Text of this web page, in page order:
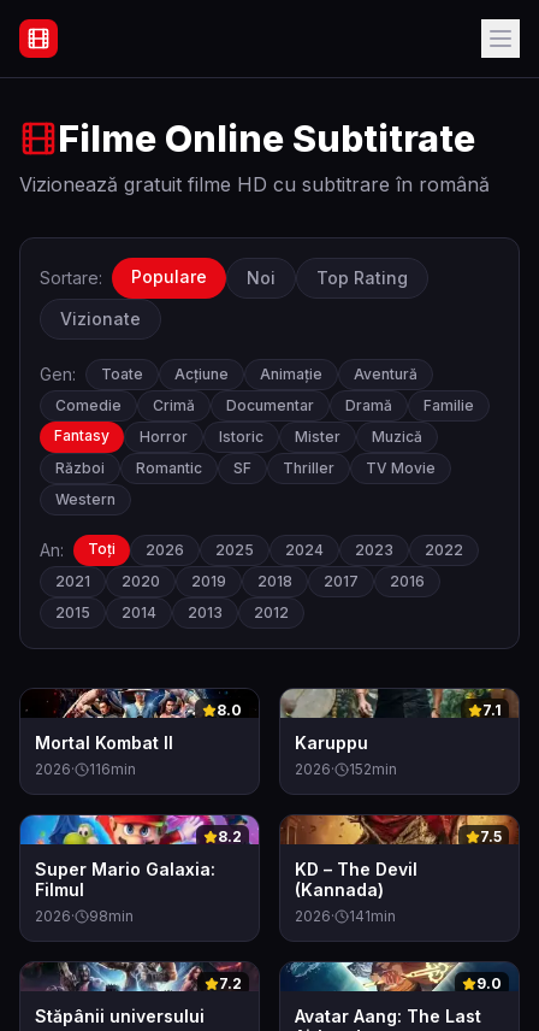
Filme Online Subtitrate - Acasă
Filme Online Subtitrate
Vizionează gratuit filme HD cu subtitrare în română
Sortare: Populare Noi
Top Rating
Vizionate
Gen: Toate Acțiune Animație
Aventură
Comedie
Crimă Documentar Dramă
Familie
Fantasy
Horror Istoric Mister
Muzică
Război
Romantic SF Thriller
TV Movie
Western
An: Toți 2026 2025 2024 2023
2022
2021
2020 2019 2018 2017
2016
2015
2014 2013 2012
0 8.0
Mortal Kombat II
2026· 116min
0 7.1
Karuppu
2026· 152min
0 8.2
Super Mario Galaxia:
Filmul
2026· 98min
0 7.5
KD – The Devil
(Kannada)
2026· 141min
0 7.2
Stăpânii universului
0 9.0
Avatar Aang: The Last